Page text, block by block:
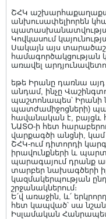
ՇՀԿ
անխուսափելիորեն
Կովկասում
Սակայն այս
համագործակցության
առավել
եթե Իրանը դառնա այդ
անդամ, ինչը
պաշտոնապես՝ Իրանի
պատժամիջոցների)
հավանական է, բայցև
ՆԱՏՕ-ի հետ
վարքագծի անցնի, կամ
ՇՀԿ-ում դիտորդի
իրավունքների և
պարագայում դրանք
տարբեր նախագծերի
կազմակերպության
շրջանակներում։
Ե՛վ առաջին, և՛
հետ կապված՝ սա
Իսլամական